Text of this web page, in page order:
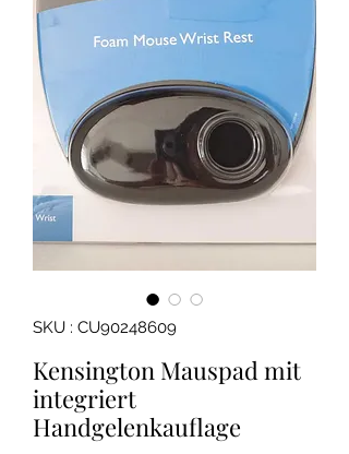
SKU : CU90248609
Kensington Mauspad mit
integriert
Handgelenkauflage